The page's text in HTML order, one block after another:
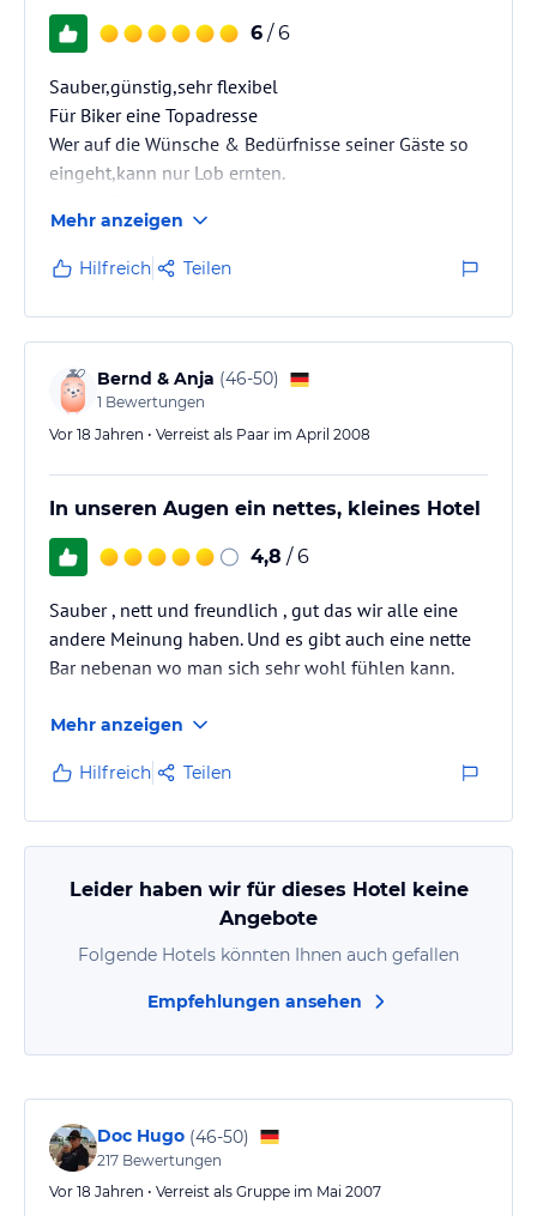
6 / 6
Sauber,günstig,sehr flexibel
Für Biker eine Topadresse
Wer auf die Wünsche & Bedürfnisse seiner Gäste so
eingeht,kann nur Lob ernten.
so!
Mehr anzeigen
Hilfreich Teilen
Bernd & Anja (46-50)
1 Bewertungen
Vor 18 Jahren • Verreist als Paar im April 2008
In unseren Augen ein nettes, kleines Hotel
4,8 / 6
Sauber , nett und freundlich , gut das wir alle eine
andere Meinung haben. Und es gibt auch eine nette
Bar nebenan wo man sich sehr wohl fühlen kann.
Mehr anzeigen
Hilfreich Teilen
Leider haben wir für dieses Hotel keine
Angebote
Folgende Hotels könnten Ihnen auch gefallen
Empfehlungen ansehen
Doc Hugo (46-50)
217 Bewertungen
Vor 18 Jahren • Verreist als Gruppe im Mai 2007